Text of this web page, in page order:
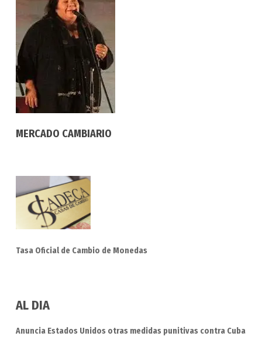
MERCADO CAMBIARIO
Tasa Oficial de Cambio de Monedas
AL DIA
Anuncia Estados Unidos otras medidas punitivas contra Cuba